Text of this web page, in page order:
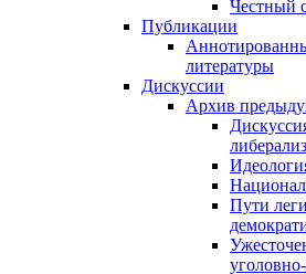
Честный
Публикации
литературы
Дискуссии
Архив
Пути